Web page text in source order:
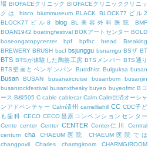
場 BIOFACEクリニック BIOFACEクリニッククリニッ
クは
bisco biummuseum BLACK
BLOCK77ビル2
BLOCK77ビル8
blog BL美容外科医院
BMF
BOAN1942 boatingfestival BOKアートセンター BOLD
boseongatopycenter
bpf bpfhc bread
Breaking
BREWERY BRUSH bscf bsjunggu bsnamgu BSザ BT
BTS BTSが体験した陶芸工房 BTSメンバー BTS通り
BTS壁画とペンギンパン
Buddhist Bulguksa busan
Busan BUSAN busanaircruise busanbom
busanjin
busanrockfestival busanxthesky buyeo buyeofmc Bコ
ース B棟505 C cable cablecar Calm Calm巨済オーシャ
ンアドベンチャー Calm済州 camelliahill CC CDC子ど
も歯科 CECO CECO昌原コンベンションセンター
Cente center Center CENTER Center仁川
Central
centum
cha CHAEUM医院
CHAEUM医院では
changpovil
Charles charmgiroom
CHARMGIROOM